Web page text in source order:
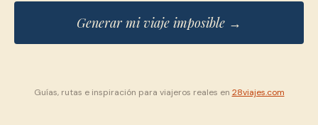
Generar mi viaje imposible →
Guías, rutas e inspiración para viajeros reales en 28viajes.com